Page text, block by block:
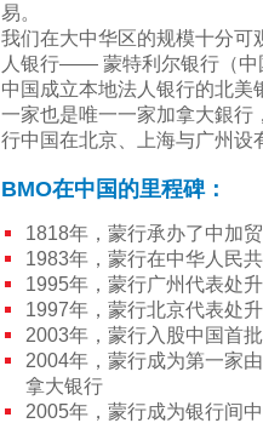
易。
我们在大中华区的规模十分
人银行—— 蒙特利尔银行（中
中国成立本地法人银行的北
一家也是唯一一家加拿大銀行
行中国在北京、上海与广州设
BMO在中国的里程碑：
1818年，蒙行承办了中加
1983年，蒙行在中华人民
1995年，蒙行广州代表处
1997年，蒙行北京代表处
2003年，蒙行入股中国首
2004年，蒙行成为第一家
拿大银行
2005年，蒙行成为银行间